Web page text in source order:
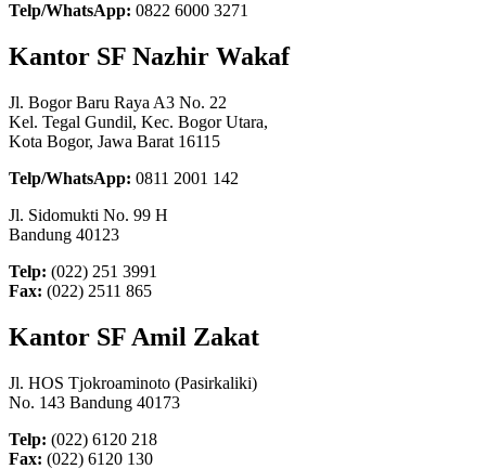
Telp/WhatsApp: 0822 6000 3271
Kantor SF Nazhir Wakaf
Jl. Bogor Baru Raya A3 No. 22
Kel. Tegal Gundil, Kec. Bogor Utara,
Kota Bogor, Jawa Barat 16115
Telp/WhatsApp: 0811 2001 142
Jl. Sidomukti No. 99 H
Bandung 40123
Telp: (022) 251 3991
Fax: (022) 2511 865
Kantor SF Amil Zakat
Jl. HOS Tjokroaminoto (Pasirkaliki)
No. 143 Bandung 40173
Telp: (022) 6120 218
Fax: (022) 6120 130